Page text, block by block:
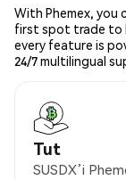
With Phemex, you
first spot trade to
every feature is
24/7 multilingual
Tut
SUSDX’i